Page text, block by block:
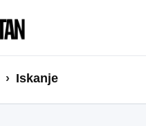
Iskanje